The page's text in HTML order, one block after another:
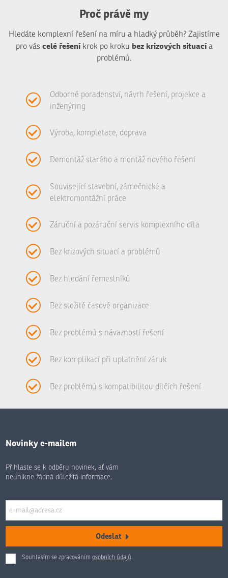
Proč právě my
Hledáte komplexní řešení na míru a hladký průběh? Zajistíme
pro vás celé řešeníkrok po kroku bez krizových situacía
problémů.
Odborné poradenství, návrh řešení, projekce a
inženýring
Výroba, kompletace, doprava
Demontáž starého a montáž nového řešení
Související stavební, zámečnické a
elektromontážní práce
Záruční a pozáruční servis komplexního díla
Bez krizových situací a problémů
Bez hledání řemeslníků
Bez složité časové organizace
Bez problémů s návazností řešení
Bez komplikací při uplatnění záruk
Bez problémů s kompatibilitou dílčích řešení
Novinky e-mailem
Přihlaste se k odběru novinek, ať vám
neunikne žádná důležitá informace.
Odeslat
Souhlasím se zpracováním osobních údajů.
Formulář